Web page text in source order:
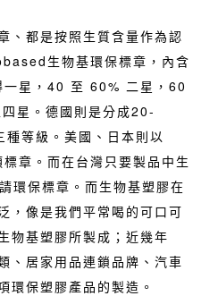
、都是按照生質含量作為認
生物基環保標章，內含
星，40 至 60% 二星，60
星。德國則是分成20-
等級。美國、日本則以
章。而在台灣只要製品中生
環保標章。而生物基塑膠在
，像是我們平常喝的可口可
物基塑膠所製成；近幾年
、居家用品連鎖品牌、汽車
環保塑膠產品的製造。